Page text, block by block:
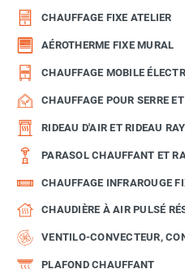
CHAUFFAGE FIXE ATELIER
AÉROTHERME FIXE MURAL
CHAUFFAGE MOBILE
CHAUFFAGE POUR SERRE
RIDEAU D'AIR ET RIDEAU
PARASOL CHAUFFANT ET
CHAUFFAGE INFRAROUGE
CHAUDIÈRE À AIR PULSÉ
VENTILO-CONVECTEUR,
PLAFOND CHAUFFANT